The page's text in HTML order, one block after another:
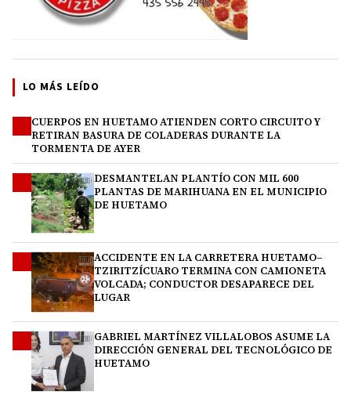
LO MÁS LEÍDO
CUERPOS EN HUETAMO ATIENDEN CORTO CIRCUITO Y
RETIRAN BASURA DE COLADERAS DURANTE LA
TORMENTA DE AYER
DESMANTELAN PLANTÍO CON MIL 600
PLANTAS DE MARIHUANA EN EL MUNICIPIO
DE HUETAMO
ACCIDENTE EN LA CARRETERA HUETAMO–
TZIRITZÍCUARO TERMINA CON CAMIONETA
VOLCADA; CONDUCTOR DESAPARECE DEL
LUGAR
GABRIEL MARTÍNEZ VILLALOBOS ASUME LA
DIRECCIÓN GENERAL DEL TECNOLÓGICO DE
HUETAMO